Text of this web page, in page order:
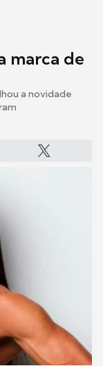
marca de
a novidade